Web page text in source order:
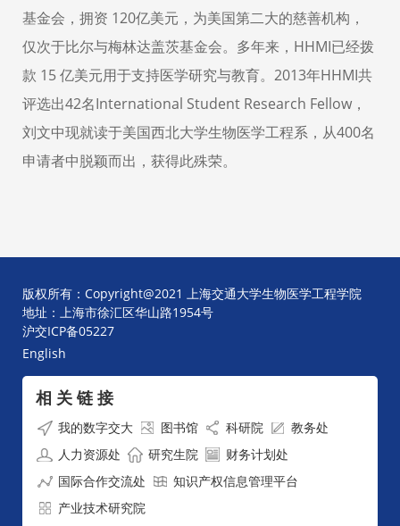
基金会，拥资 120亿美元，为美国第二大的慈善机构，
仅次于比尔与梅林达盖茨基金会。多年来，HHMI已经拨
款 15 亿美元用于支持医学研究与教育。2013年HHMI共
评选出42名International Student Research Fellow，
刘文中现就读于美国西北大学生物医学工程系，从400名
申请者中脱颖而出，获得此殊荣。
版权所有：Copyright@2021 上海交通大学生物医学工程学院
地址：上海市徐汇区华山路1954号
沪交ICP备05227
English
相 关 链 接
我的数字交大 图书馆 科研院
教务处
人力资源处
研究生院
财务计划处
国际合作交流处
知识产权信息管理平台
产业技术研究院